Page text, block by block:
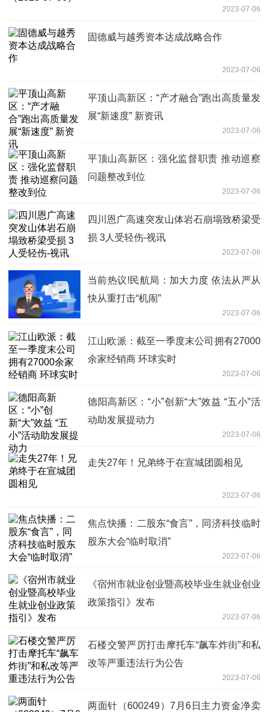
2023-07-06
固德威与越秀资本达成战略合作
2023-07-06
平顶山高新区：“产才融合”跑出高质量发
展“新速度” 新资讯
2023-07-06
平顶山高新区：强化监督职责 推动巡察
问题整改到位
2023-07-06
四川恩广高速突发山体岩石崩塌致桥梁受
损 3人受轻伤-视讯
2023-07-06
当前热议!民航局：加大力度 依法从严从
快从重打击“机闹”
2023-07-06
江山欧派：截至一季度末公司拥有27000
余家经销商 环球实时
2023-07-06
德阳高新区：“小”创新“大”效益 “五小”活
动助发展提动力
2023-07-06
走失27年！兄弟终于在宣城团圆相见
2023-07-06
焦点快播：二股东“食言”，同济科技临时
股东大会“临时取消”
2023-07-06
《宿州市就业创业暨高校毕业生就业创业
政策指引》发布
2023-07-06
石楼交警严厉打击摩托车“飙车炸街”和私
改等严重违法行为公告
2023-07-06
两面针（600249）7月6日主力资金净卖